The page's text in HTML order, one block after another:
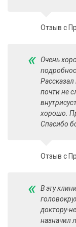
Отзыв с
«
Очень
Рассказал
почти не
хорошо.
Спасибо
Отзыв с
« В эту
доктору-
назначил